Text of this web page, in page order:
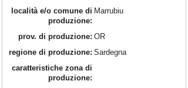
località e/o comune di
produzione:
Marrubiu
prov. di produzione: OR
regione di produzione: Sardegna
caratteristiche zona di
produzione: